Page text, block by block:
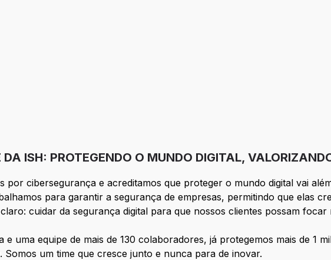
ISH: PROTEGENDO O MUNDO DIGITAL,
por cibersegurança e acreditamos que proteger o mundo digital vai
para garantir a segurança de empresas, permitindo que elas
cuidar da segurança digital para que nossos clientes possam
e uma equipe de mais de 130 colaboradores, já protegemos mais de 1
Somos um time que cresce junto e nunca para de inovar.